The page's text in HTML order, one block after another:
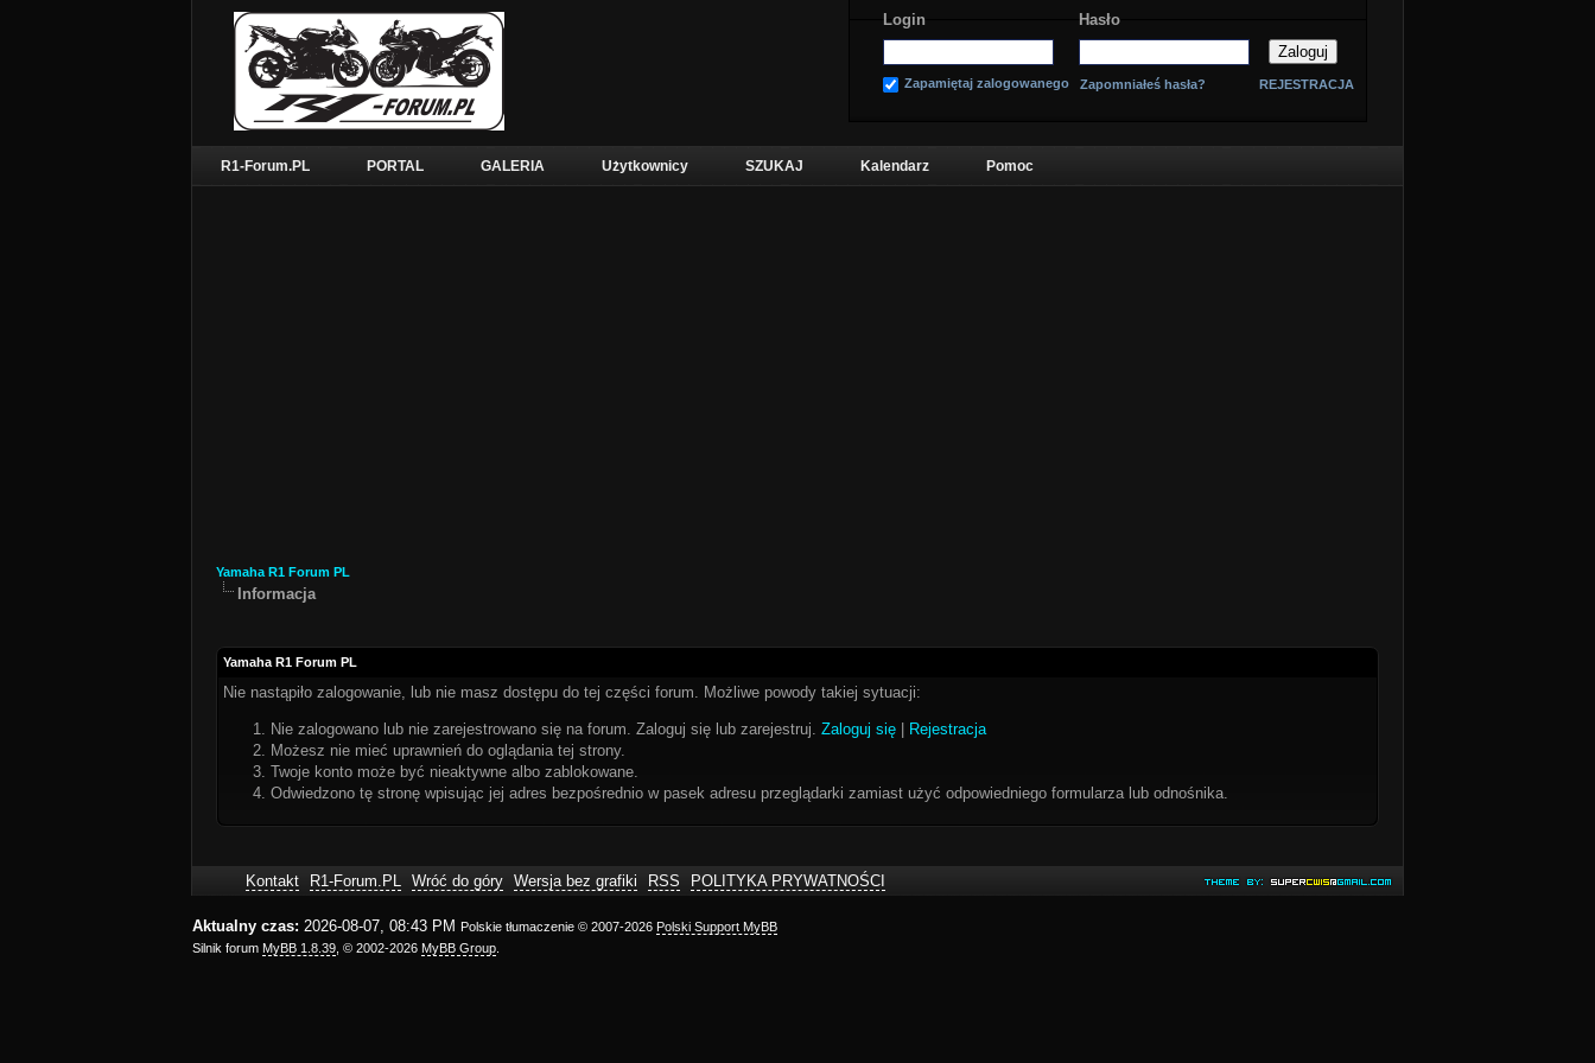
Login Hasło
Zapamiętaj zalogowanego Zapomniałeś hasła? REJESTRACJA
R1-Forum.PL PORTAL GALERIA Użytkownicy SZUKAJ Kalendarz Pomoc
Yamaha R1 Forum PL
Informacja
Yamaha R1 Forum PL
Nie nastąpiło zalogowanie, lub nie masz dostępu do tej części forum. Możliwe powody takiej sytuacji:
Nie zalogowano lub nie zarejestrowano się na forum. Zaloguj się lub zarejestruj. Zaloguj się
Rejestracja
Możesz nie mieć uprawnień do oglądania tej strony.
Twoje konto może być nieaktywne albo zablokowane.
Odwiedzono tę stronę wpisując jej adres bezpośrednio w pasek adresu przeglądarki zamiast użyć odpowiedniego formularza lub odnośnika.
Kontakt R1-Forum.PL Wróć do góry Wersja bez grafiki RSS POLITYKA PRYWATNOŚCI
Aktualny czas: 2026-08-07, 08:43 PM Polskie tłumaczenie © 2007-2026 Polski Support MyBB
Silnik forum MyBB 1.8.39 , © 2002-2026 MyBB Group